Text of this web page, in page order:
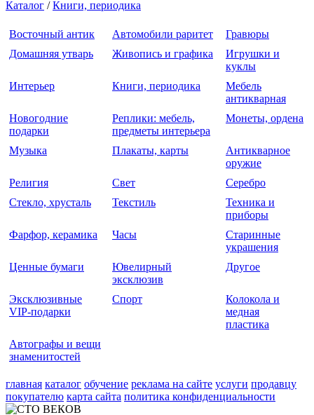
Каталог /Книги, периодика
Восточный антик Автомобили раритет
Гравюры
Домашняя утварь
Живопись и графика
Игрушки и
куклы
Интерьер
Книги, периодика
Мебель
антикварная
Новогодние
подарки
Реплики: мебель,
предметы интерьера
Монеты, ордена
Музыка Плакаты, карты
Антикварное
оружие
Религия
Свет
Серебро
Стекло, хрусталь
Текстиль
Техника и
приборы
Фарфор, керамика
Часы
Старинные
украшения
Ценные бумаги
Ювелирный
эксклюзив
Другое
Эксклюзивные
VIP-подарки
Спорт
Колокола и
медная
пластика
Автографы и вещи
знаменитостей
главная каталог обучение реклама на сайте услуги продавцу
покупателю карта сайта политика конфиденциальности